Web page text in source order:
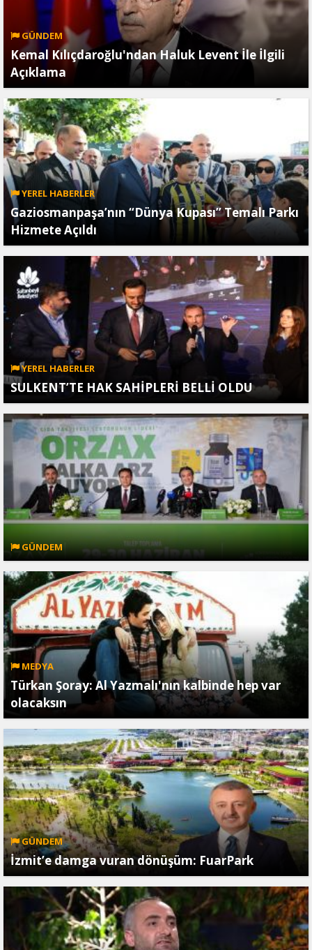
GÜNDEM
Kemal Kılıçdaroğlu'ndan Haluk Levent İle İlgili
Açıklama
YEREL HABERLER
Gaziosmanpaşa’nın “Dünya Kupası” Temalı Parkı
Hizmete Açıldı
YEREL HABERLER
SULKENT’TE HAK SAHİPLERİ BELLİ OLDU
GÜNDEM
MEDYA
Türkan Şoray: Al Yazmalı'nın kalbinde hep var
olacaksın
GÜNDEM
İzmit’e damga vuran dönüşüm: FuarPark